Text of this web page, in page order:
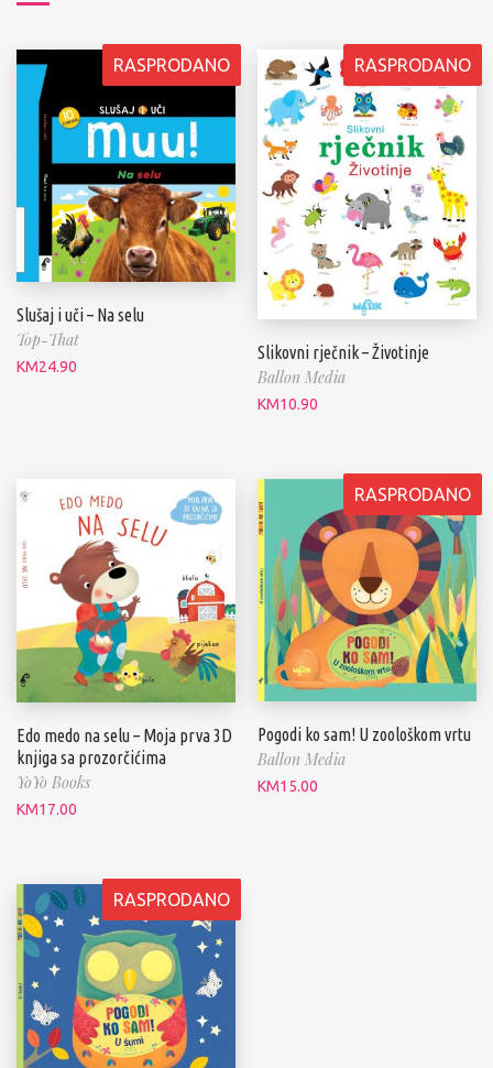
RASPRODANO
Slušaj i uči – Na selu
Top-That
KM24.90
RASPRODANO
Slikovni rječnik – Životinje
Ballon Media
KM10.90
Edo medo na selu – Moja prva 3D
knjiga sa prozorčićima
YoYo Books
KM17.00
RASPRODANO
Pogodi ko sam! U zoološkom vrtu
Ballon Media
KM15.00
RASPRODANO